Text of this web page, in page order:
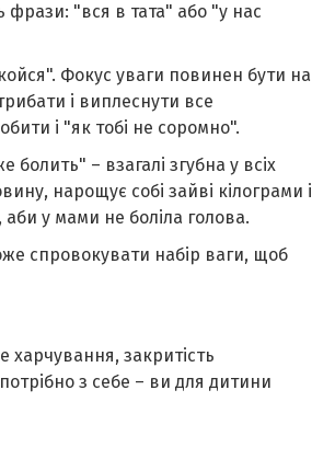
фрази: "вся в тата" або "у нас
Фокус уваги повинен бути на
і виплеснути все
і "як тобі не соромно".
– взагалі згубна у всіх
нарощує собі зайві кілограми і
у мами не боліла голова.
спровокувати набір ваги, щоб
харчування, закритість
з себе – ви для дитини